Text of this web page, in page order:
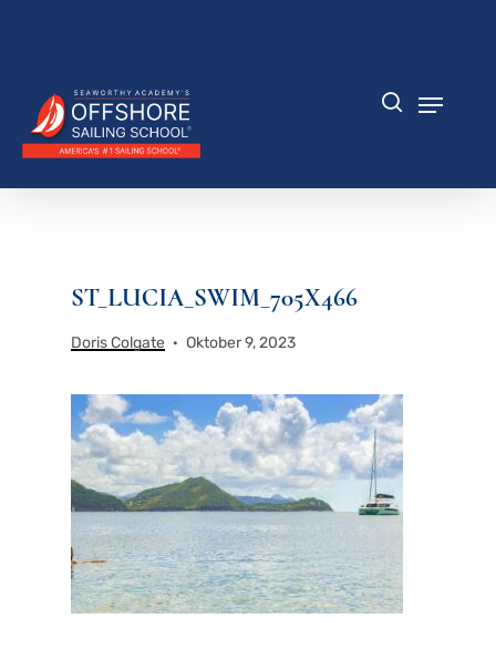
ST_LUCIA_SWIM_705X466
Doris Colgate Oktober 9, 2023